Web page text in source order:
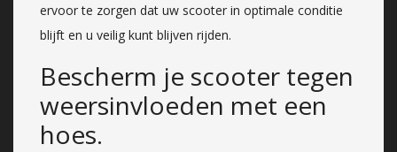
ervoor te zorgen dat uw scooter in optimale conditie
blijft en u veilig kunt blijven rijden.
Bescherm je scooter tegen
weersinvloeden met een
hoes.